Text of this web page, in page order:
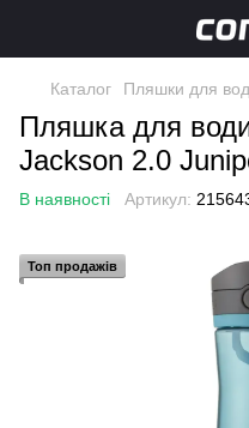
Каталог Пляшки для
Пляшка для
Jackson 2.0
В наявності Артикул:
Топ продажів